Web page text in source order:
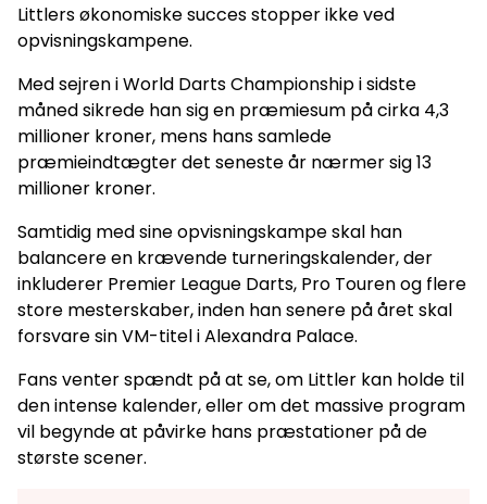
Littlers økonomiske succes stopper ikke ved
opvisningskampene.
Med sejren i World Darts Championship i sidste
måned sikrede han sig en præmiesum på cirka 4,3
millioner kroner, mens hans samlede
præmieindtægter det seneste år nærmer sig 13
millioner kroner.
Samtidig med sine opvisningskampe skal han
balancere en krævende turneringskalender, der
inkluderer Premier League Darts, Pro Touren og flere
store mesterskaber, inden han senere på året skal
forsvare sin VM-titel i Alexandra Palace.
Fans venter spændt på at se, om Littler kan holde til
den intense kalender, eller om det massive program
vil begynde at påvirke hans præstationer på de
største scener.